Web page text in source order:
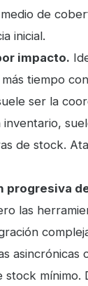
de
inicial.
impacto.
tiempo
ser la
inventario,
de stock.
progresiva
las
asincrónicas
stock mínimo.